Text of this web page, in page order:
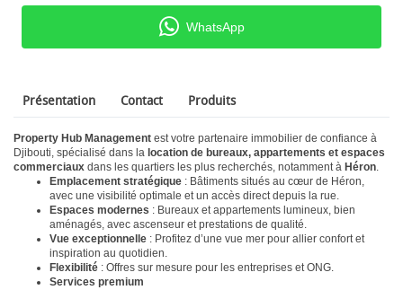
WhatsApp
Présentation Contact Produits
Property Hub Management est votre partenaire immobilier de confiance à
Djibouti, spécialisé dans la location de bureaux, appartements et espaces
commerciaux dans les quartiers les plus recherchés, notamment à Héron.
Emplacement stratégique : Bâtiments situés au cœur de Héron,
avec une visibilité optimale et un accès direct depuis la rue.
Espaces modernes : Bureaux et appartements lumineux, bien
aménagés, avec ascenseur et prestations de qualité.
Vue exceptionnelle : Profitez d’une vue mer pour allier confort et
inspiration au quotidien.
Flexibilité : Offres sur mesure pour les entreprises et ONG.
Services premium